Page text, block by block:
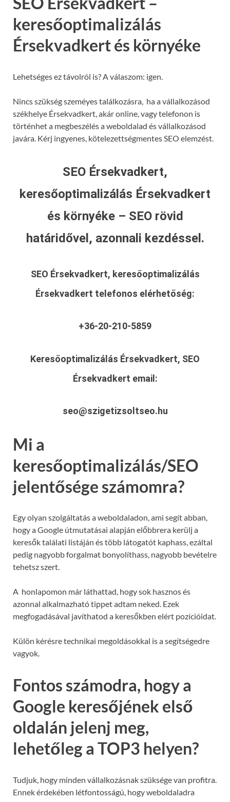
keresőoptimalizálás
Érsekvadkert és környéke
Lehetséges ez távolról is? A válaszom: igen.
Nincs szükség szeméyes találkozásra, ha a vállalkozásod
székhelye Érsekvadkert, akár online, vagy telefonon is
történhet a megbeszélés a weboldalad és vállalkozásod
javára. Kérj ingyenes, kötelezettségmentes SEO elemzést.
SEO Érsekvadkert,
keresőoptimalizálás Érsekvadkert
és környéke – SEO rövid
határidővel, azonnali kezdéssel.
SEO Érsekvadkert, keresőoptimalizálás
Érsekvadkert telefonos elérhetőség:
+36-20-210-5859
Keresőoptimalizálás Érsekvadkert, SEO
Érsekvadkert email:
seo@szigetizsoltseo.hu
Mi a
keresőoptimalizálás/SEO
jelentősége számomra?
Egy olyan szolgáltatás a weboldaladon, ami segít abban,
hogy a Google útmutatásai alapján előbbrera kerülj a
keresők találati listáján és több látogatót kaphass, ezáltal
pedig nagyobb forgalmat bonyolíthass, nagyobb bevételre
tehetsz szert.
A honlapomon már láthattad, hogy sok hasznos és
azonnal alkalmazható tippet adtam neked. Ezek
megfogadásával javíthatod a keresőkben elért pozícióidat.
Külön kérésre technikai megoldásokkal is a segítségedre
vagyok.
Fontos számodra, hogy a
Google keresőjének első
oldalán jelenj meg,
lehetőleg a TOP3 helyen?
Tudjuk, hogy minden vállalkozásnak szüksége van profitra.
Ennek érdekében létfontosságú, hogy weboldaladra